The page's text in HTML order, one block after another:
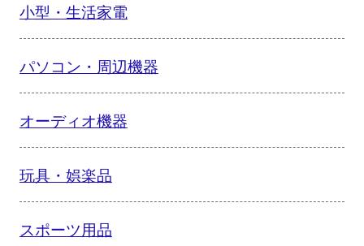
小型・生活家電
パソコン・周辺機器
オーディオ機器
玩具・娯楽品
スポーツ用品